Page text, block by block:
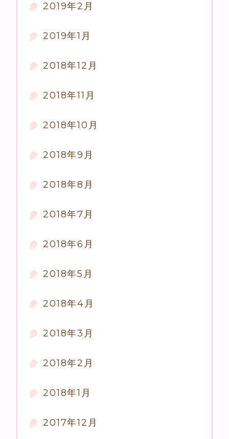
2019年2月
2019年1月
2018年12月
2018年11月
2018年10月
2018年9月
2018年8月
2018年7月
2018年6月
2018年5月
2018年4月
2018年3月
2018年2月
2018年1月
2017年12月